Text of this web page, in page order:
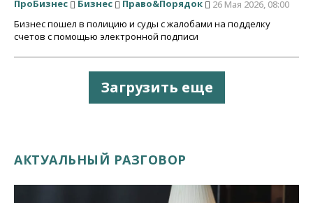
ПроБизнес Бизнес Право&Порядок
26 Мая 2026, 08:00
Бизнес пошел в полицию и суды с жалобами на подделку
счетов с помощью электронной подписи
Загрузить еще
АКТУАЛЬНЫЙ РАЗГОВОР